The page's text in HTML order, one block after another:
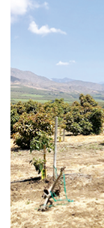
implementación
de
DropControl
para
la
Automatización
de
Riego